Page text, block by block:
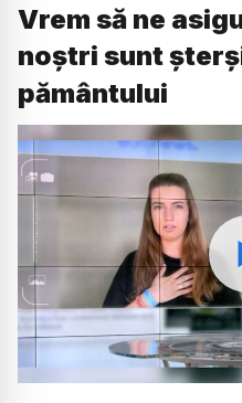
Vrem să ne
noștri sunt
pământului